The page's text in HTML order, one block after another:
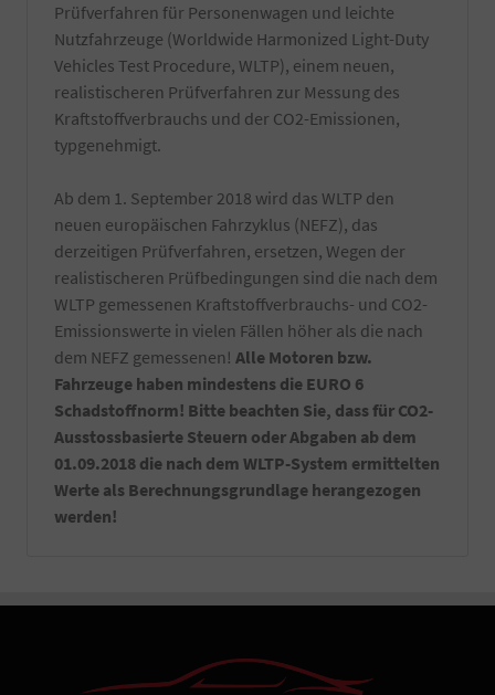
erfolgt
kurz
vor
Fahrzeugabholung
bzw.
Fahrzeugübergabe.
(
Verbandsmaterial,
Warndreieck,
Maske,
Warnweste)
-
Satz
Kennzeichenverstärker
montiert
an
Fahrzeug.
-
Sie
Fahrzeugeinweisung
sowie
Prüfverfahren für Personenwagen und leichte
Nutzfahrzeuge (Worldwide Harmonized Light-Duty
Vehicles Test Procedure, WLTP), einem neuen,
realistischeren Prüfverfahren zur Messung des
Kraftstoffverbrauchs und der CO2-Emissionen,
typgenehmigt.
Ab dem 1. September 2018 wird das WLTP den
neuen europäischen Fahrzyklus (NEFZ), das
derzeitigen Prüfverfahren, ersetzen, Wegen der
realistischeren Prüfbedingungen sind die nach dem
WLTP gemessenen Kraftstoffverbrauchs- und CO2-
Emissionswerte in vielen Fällen höher als die nach
dem NEFZ gemessenen! Alle Motoren bzw.
Fahrzeuge haben mindestens die EURO 6
Schadstoffnorm! Bitte beachten Sie, dass für CO2-
Ausstossbasierte Steuern oder Abgaben ab dem
01.09.2018 die nach dem WLTP-System ermittelten
Werte als Berechnungsgrundlage herangezogen
werden!